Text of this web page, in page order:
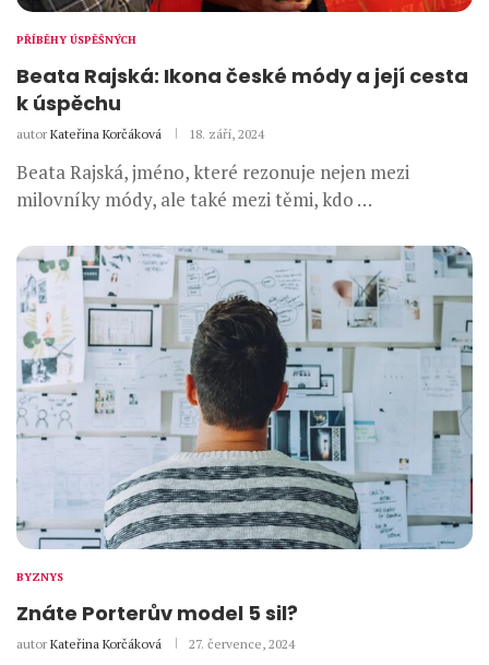
PŘÍBĚHY ÚSPĚŠNÝCH
Beata Rajská: Ikona české módy a její cesta
k úspěchu
autor Kateřina Korčáková 18. září, 2024
Beata Rajská, jméno, které rezonuje nejen mezi
milovníky módy, ale také mezi těmi, kdo …
BYZNYS
Znáte Porterův model 5 sil?
autor Kateřina Korčáková 27. července, 2024